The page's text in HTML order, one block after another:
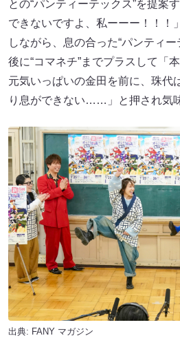
との“パンティーテックス”を提案
できないですよ、私ーーー！！！
しながら、息の合った“パンティ
後に“コマネチ”までプラスして「
元気いっぱいの金田を前に、珠代
り息ができない……」と押され気
出典: FANY マガジン